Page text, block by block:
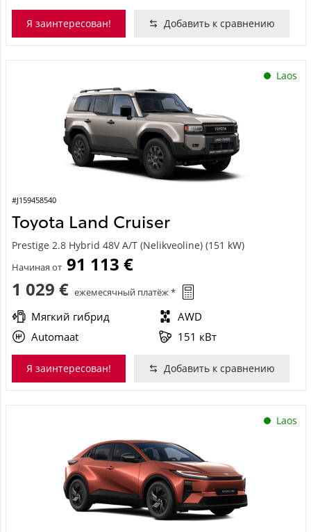
Я заинтересован! Добавить к сравнению
Laos
#J159458540
Toyota Land Cruiser
Prestige 2.8 Hybrid 48V A/T (Nelikveoline) (151 kW)
Начиная от 91 113 €
1 029 € ежемесячный платёж *
Мягкий гибрид
AWD
Automaat
151 кВт
Я заинтересован! Добавить к сравнению
Laos